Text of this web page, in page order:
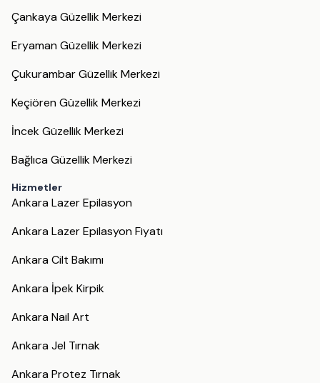
Çankaya Güzellik Merkezi
Eryaman Güzellik Merkezi
Çukurambar Güzellik Merkezi
Keçiören Güzellik Merkezi
İncek Güzellik Merkezi
Bağlıca Güzellik Merkezi
Hizmetler
Ankara Lazer Epilasyon
Ankara Lazer Epilasyon Fiyatı
Ankara Cilt Bakımı
Ankara İpek Kirpik
Ankara Nail Art
Ankara Jel Tırnak
Ankara Protez Tırnak